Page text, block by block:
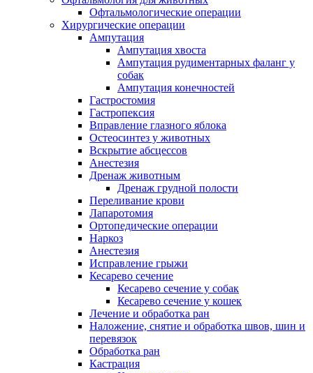
Офтальмологические операции
Хирургические операции
Ампутация
Ампутация хвоста
Ампутация рудиментарных фаланг у
собак
Ампутация конечностей
Гастростомия
Гастропексия
Вправление глазного яблока
Остеосинтез у животных
Вскрытие абсцессов
Анестезия
Дренаж животным
Дренаж грудной полости
Переливание крови
Лапаротомия
Ортопедические операции
Наркоз
Анестезия
Исправление грыжи
Кесарево сечение
Кесарево сечение у собак
Кесарево сечение у кошек
Лечение и обработка ран
Наложение, снятие и обработка швов, шин и
перевязок
Обработка ран
Кастрация